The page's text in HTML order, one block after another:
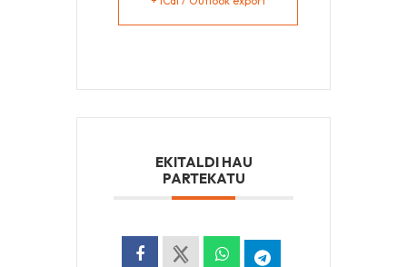
EKITALDI HAU
PARTEKATU